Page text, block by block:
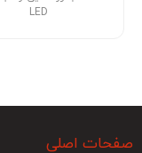
LED
صفحات اصلی